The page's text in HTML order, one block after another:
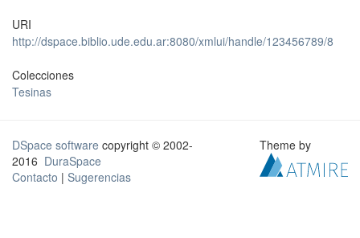
URI
http://dspace.biblio.ude.edu.ar:8080/xmlui/handle/123456789/8
Colecciones
Tesinas
DSpace software copyright © 2002-
2016 DuraSpace
Contacto | Sugerencias
Theme by